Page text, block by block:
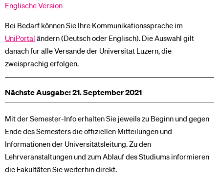
Englische Version
Bei Bedarf können Sie Ihre Kommunikationssprache im
UniPortal ändern (Deutsch oder Englisch). Die Auswahl gilt
danach für alle Versände der Universität Luzern, die
zweisprachig erfolgen.
Nächste Ausgabe: 21. September 2021
Mit der Semester-Info erhalten Sie jeweils zu Beginn und gegen
Ende des Semesters die offiziellen Mitteilungen und
Informationen der Universitätsleitung. Zu den
Lehrveranstaltungen und zum Ablauf des Studiums informieren
die Fakultäten Sie weiterhin direkt.